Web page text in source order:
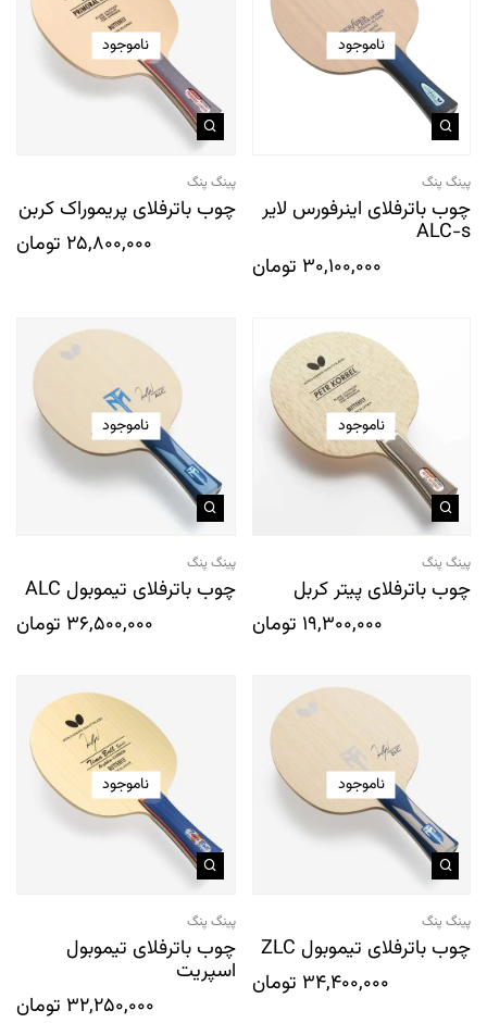
ناموجود
پینگ پنگ
چوب باترفلای اینرفورس لایر
ALC-s
30,100,000 تومان
ناموجود
پینگ پنگ
چوب باترفلای پریموراک کربن
25,800,000 تومان
ناموجود
پینگ پنگ
چوب باترفلای پیتر کربل
19,300,000 تومان
ناموجود
پینگ پنگ
چوب باترفلای تیموبول ALC
36,500,000 تومان
ناموجود
پینگ پنگ
چوب باترفلای تیموبول ZLC
34,400,000 تومان
ناموجود
پینگ پنگ
چوب باترفلای تیموبول
اسپریت
32,250,000 تومان